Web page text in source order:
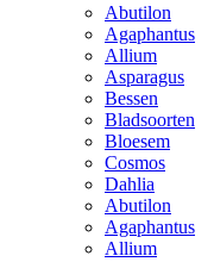
Abutilon
Agaphantus
Allium
Asparagus
Bessen
Bladsoorten
Bloesem
Cosmos
Dahlia
Abutilon
Agaphantus
Allium